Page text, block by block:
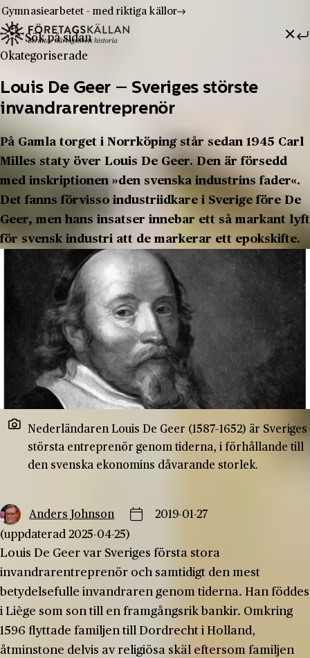
Hoppa till innehåll
Till innehåll
Gymnasiearbetet - med riktiga källor
Sök efter:
Okategoriserade
Louis De Geer – Sveriges störste
invandrarentreprenör
På Gamla torget i Norrköping står sedan 1945 Carl
Milles staty över Louis De Geer. Den är försedd
med inskriptionen »den svenska industrins fader«.
Det fanns förvisso industriidkare i Sverige före De
Geer, men hans insatser innebar ett så markant lyft
för svensk industri att de markerar ett epokskifte.
Nederländaren Louis De Geer (1587–1652) är Sveriges
största entreprenör genom tiderna, i förhållande till
den svenska ekonomins dåvarande storlek.
Anders Johnson
2019-01-27
(uppdaterad 2025-04-25)
Louis De Geer var Sveriges första stora
invandrarentreprenör och samtidigt den mest
betydelsefulle invandraren genom tiderna. Han föddes
i Liège som son till en framgångsrik bankir. Omkring
1596 flyttade familjen till Dordrecht i Holland,
åtminstone delvis av religiösa skäl eftersom familjen